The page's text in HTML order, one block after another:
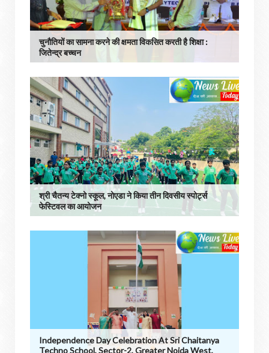
चुनौतियों का सामना करने की क्षमता विकसित करती है शिक्षा :
जितेन्द्र बच्चन
श्री चैतन्य टेक्नो स्कूल, नोएडा ने किया तीन दिवसीय स्पोर्ट्स
फेस्टिवल का आयोजन
Independence Day Celebration At Sri Chaitanya
Techno School, Sector-2, Greater Noida West,